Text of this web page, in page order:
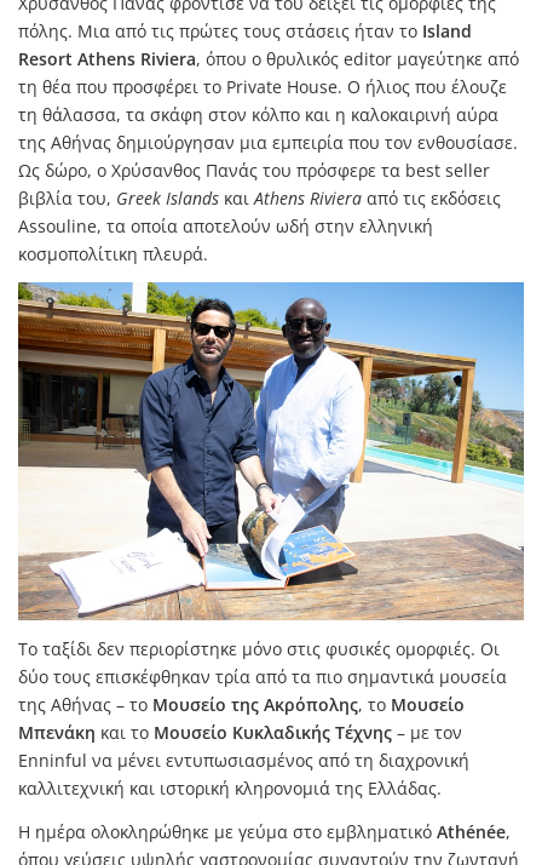
πόλης. Μια από τις πρώτες τους στάσεις ήταν το Island
Resort Athens Riviera, όπου ο θρυλικός editor μαγεύτηκε από
τη θέα που προσφέρει το Private House. Ο ήλιος που έλουζε
τη θάλασσα, τα σκάφη στον κόλπο και η καλοκαιρινή αύρα
της Αθήνας δημιούργησαν μια εμπειρία που τον ενθουσίασε.
Ως δώρο, ο Χρύσανθος Πανάς του πρόσφερε τα best seller
βιβλία του, Greek Islands και Athens Riviera από τις εκδόσεις
Assouline, τα οποία αποτελούν ωδή στην ελληνική
κοσμοπολίτικη πλευρά.
Το ταξίδι δεν περιορίστηκε μόνο στις φυσικές ομορφιές. Οι
δύο τους επισκέφθηκαν τρία από τα πιο σημαντικά μουσεία
της Αθήνας – το Μουσείο της Ακρόπολης, το Μουσείο
Μπενάκη και το Μουσείο Κυκλαδικής Τέχνης – με τον
Enninful να μένει εντυπωσιασμένος από τη διαχρονική
καλλιτεχνική και ιστορική κληρονομιά της Ελλάδας.
Η ημέρα ολοκληρώθηκε με γεύμα στο εμβληματικό Athénée,
όπου γεύσεις υψηλής γαστρονομίας συναντούν την ζωντανή